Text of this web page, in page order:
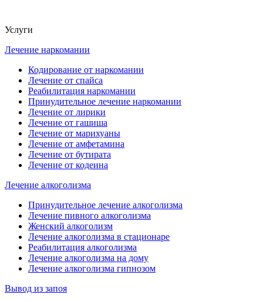
Услуги
Лечение наркомании
Кодирование от наркомании
Лечение от спайса
Реабилитация наркомании
Принудительное лечение наркомании
Лечение от лирики
Лечение от гашиша
Лечение от марихуаны
Лечение от амфетамина
Лечение от бутирата
Лечение от кодеина
Лечение алкоголизма
Принудительное лечение алкоголизма
Лечение пивного алкоголизма
Женский алкоголизм
Лечение алкоголизма в стационаре
Реабилитация алкоголизма
Лечение алкоголизма на дому
Лечение алкоголизма гипнозом
Вывод из запоя